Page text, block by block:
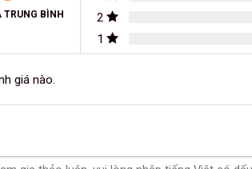
BÌNH
2
1
giá nào.